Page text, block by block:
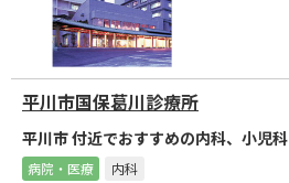
平川市国保葛川診療所
平川市 付近でおすすめの内科、小児科
病院・医療 内科